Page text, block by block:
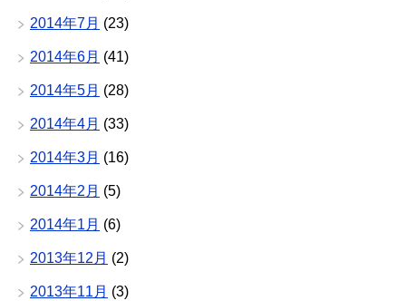
2014年7月 (23)
2014年6月 (41)
2014年5月 (28)
2014年4月 (33)
2014年3月 (16)
2014年2月 (5)
2014年1月 (6)
2013年12月 (2)
2013年11月 (3)